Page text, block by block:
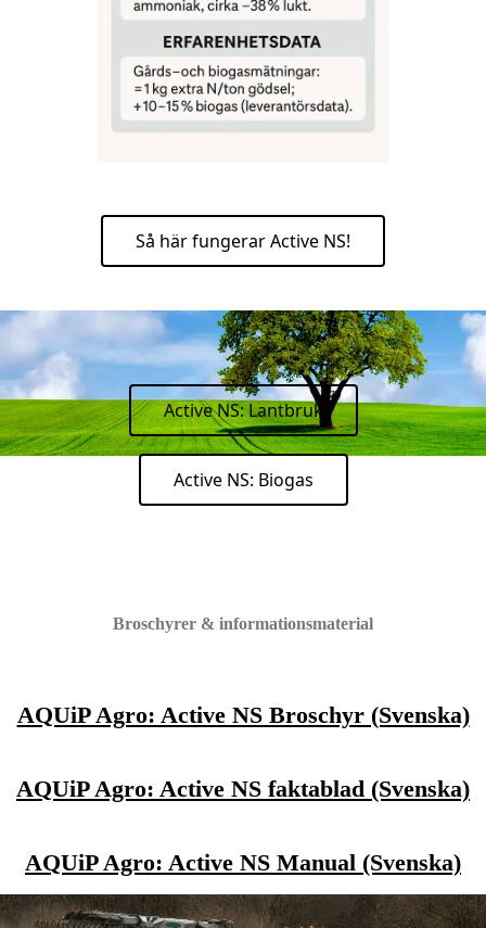
Så här fungerar Active NS!
Active NS: Lantbruk
Active NS: Biogas
Broschyrer & informationsmaterial
AQUiP Agro: Active NS Broschyr (Svenska)
AQUiP Agro: Active NS faktablad (Svenska)
AQUiP Agro: Active NS Manual (Svenska)